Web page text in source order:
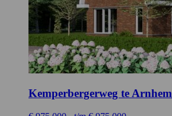
Kemperbergerweg te Arnhem